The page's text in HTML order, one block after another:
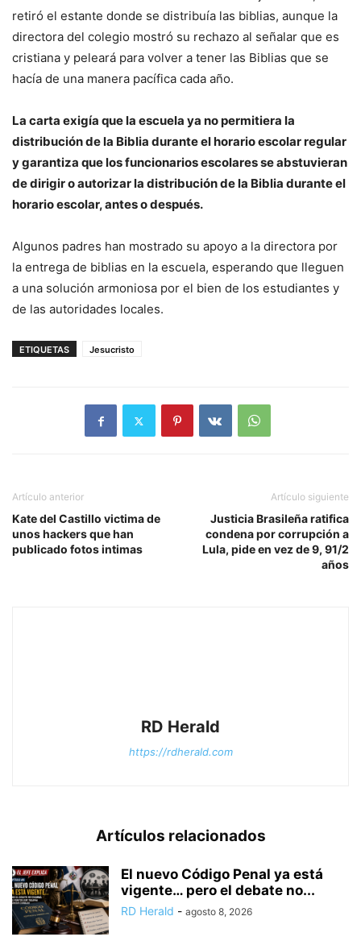
retiró el estante donde se distribuía las biblias, aunque la
directora del colegio mostró su rechazo al señalar que es
cristiana y peleará para volver a tener las Biblias que se
hacía de una manera pacífica cada año.
La carta exigía que la escuela ya no permitiera la
distribución de la Biblia durante el horario escolar regular
y garantiza que los funcionarios escolares se abstuvieran
de dirigir o autorizar la distribución de la Biblia durante el
horario escolar, antes o después.
Algunos padres han mostrado su apoyo a la directora por
la entrega de biblias en la escuela, esperando que lleguen
a una solución armoniosa por el bien de los estudiantes y
de las autoridades locales.
ETIQUETAS Jesucristo
Artículo anterior
Kate del Castillo victima de
unos hackers que han
publicado fotos intimas
Artículo siguiente
Justicia Brasileña ratifica
condena por corrupción a
Lula, pide en vez de 9, 91/2
años
RD Herald
https://rdherald.com
Artículos relacionados
El nuevo Código Penal ya está
vigente… pero el debate no...
RD Herald - agosto 8, 2026